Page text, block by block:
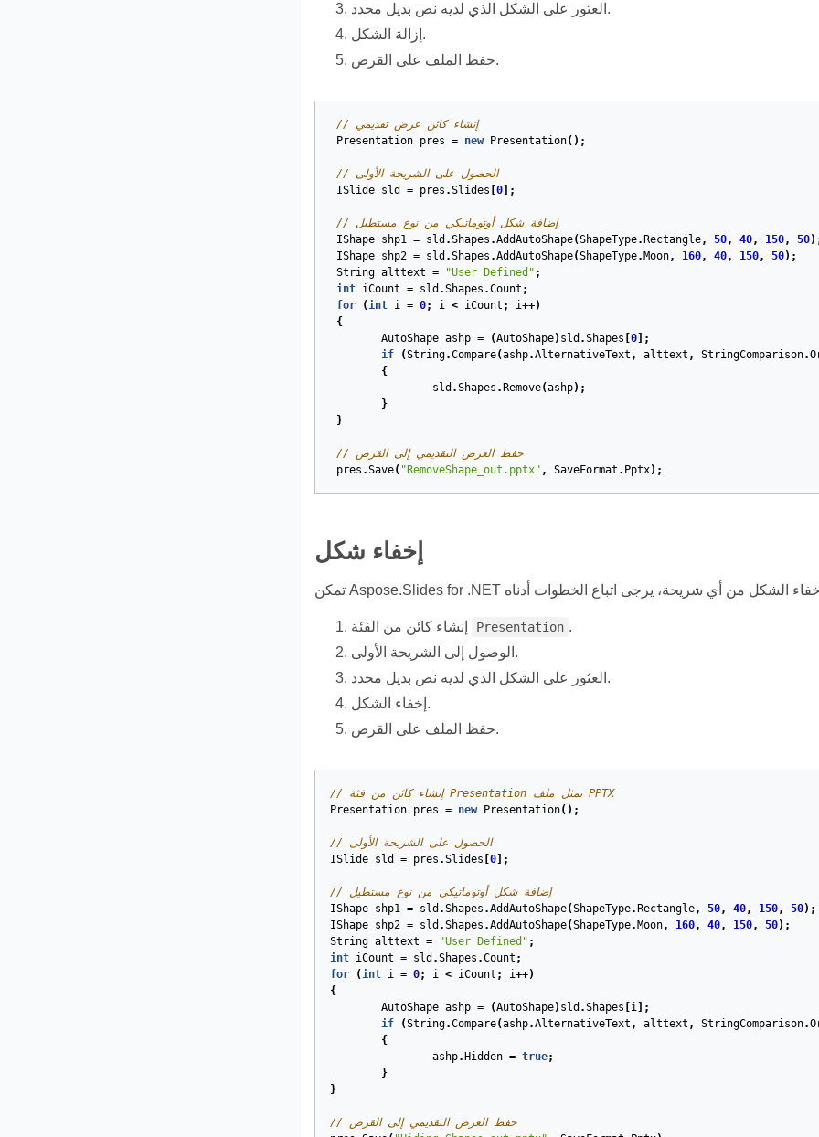
العثور على الشكل الذي لديه نص بديل محدد.
إزالة الشكل.
حفظ الملف على القرص.
// إنشاء كائن عرض تقديمي
Presentation
pres = new Presentation();
// الحصول على الشريحة الأولى
ISlide
sld = pres .Slides 0];
// إضافة شكل أوتوماتيكي من نوع مستطيل
IShape
shp1 = sld .Shapes .AddAutoShape(ShapeType. Rectangle, 50, 40, 150, 50
IShape
shp2 = sld .Shapes .AddAutoShape(ShapeType. Moon, 160, 40, 150, 50);
String alttext = "User Defined" ;
int
iCount = sld .Shapes .Count ;
for
(int i = 0; i < iCount ; i++)
{
AutoShape ashp = (AutoShape) sld .Shapes 0];
if
(String.Compare(ashp.AlternativeText , alttext , StringComparison.
{
sld .Shapes . Remove(ashp);
}
}
// حفظ العرض التقديمي إلى القرص
pres .Save( "RemoveShape_out.pptx" , SaveFormat . Pptx);
إخفاء شكل
Presentation .
الوصول إلى الشريحة الأولى.
العثور على الشكل الذي لديه نص بديل محدد.
إخفاء الشكل.
حفظ الملف على القرص.
// إنشاء كائن من فئة Presentation تمثل ملف PPTX
Presentation
pres = new Presentation();
// الحصول على الشريحة الأولى
ISlide
sld = pres .Slides 0];
// إضافة شكل أوتوماتيكي من نوع مستطيل
IShape
shp1 = sld .Shapes .AddAutoShape(ShapeType. Rectangle, 50, 40, 150, 50);
IShape
shp2 = sld .Shapes .AddAutoShape(ShapeType. Moon, 160, 40, 150, 50);
String alttext = "User Defined" ;
int
iCount = sld .Shapes .Count ;
for
(int i = 0; i < iCount ; i++)
{
AutoShape ashp = (AutoShape) sld .Shapes i];
if
(String.Compare(ashp.AlternativeText , alttext , StringComparison.
{
ashp. Hidden = true;
}
}
// حفظ العرض التقديمي إلى القرص